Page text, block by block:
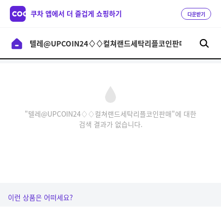
쿠차 앱에서 더 즐겁게 쇼핑하기 다운받기
"텔레@UPCOIN24♢♢컬쳐랜드세탁리플코인판매"에 대한
검색 결과가 없습니다.
이런 상품은 어떠세요?